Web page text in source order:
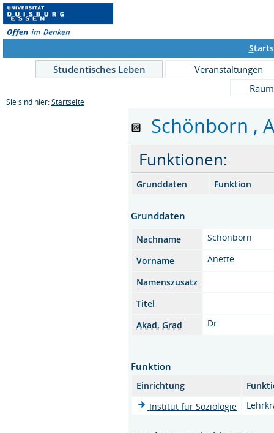
S
Studentisches Leben
Veranstaltungen
Sie sind hier: Startseite
Schönborn ,
Funktionen:
Grunddaten Funktion
Grunddaten
Nachname
Schönborn
Vorname
Anette
Namenszusatz
Titel
Akad. Grad
Dr.
Funktion
Einrichtung
Institut für Soziologie